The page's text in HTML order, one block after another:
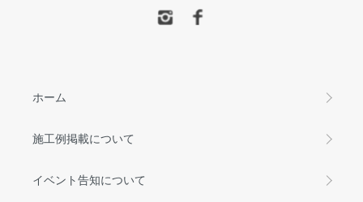
ホーム
施工例掲載について
イベント告知について